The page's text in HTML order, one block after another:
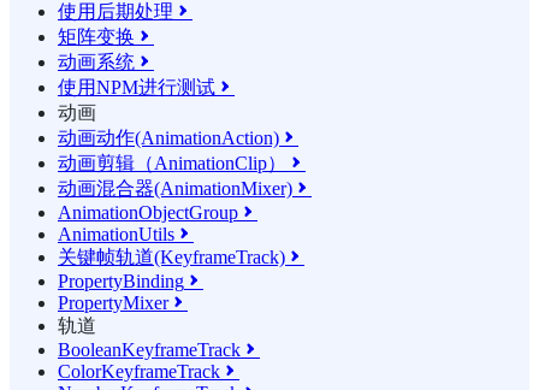
使用后期处理 
矩阵变换 
动画系统 
使用NPM进行测试 
动画
动画动作(AnimationAction) 
动画剪辑（AnimationClip） 
动画混合器(AnimationMixer) 
AnimationObjectGroup 
AnimationUtils 
关键帧轨道(KeyframeTrack) 
PropertyBinding 
PropertyMixer
轨道
BooleanKeyframeTrack 
ColorKeyframeTrack 